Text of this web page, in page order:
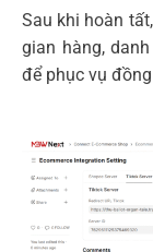
Sau khi hoàn
gian hàng,
để phục vụ